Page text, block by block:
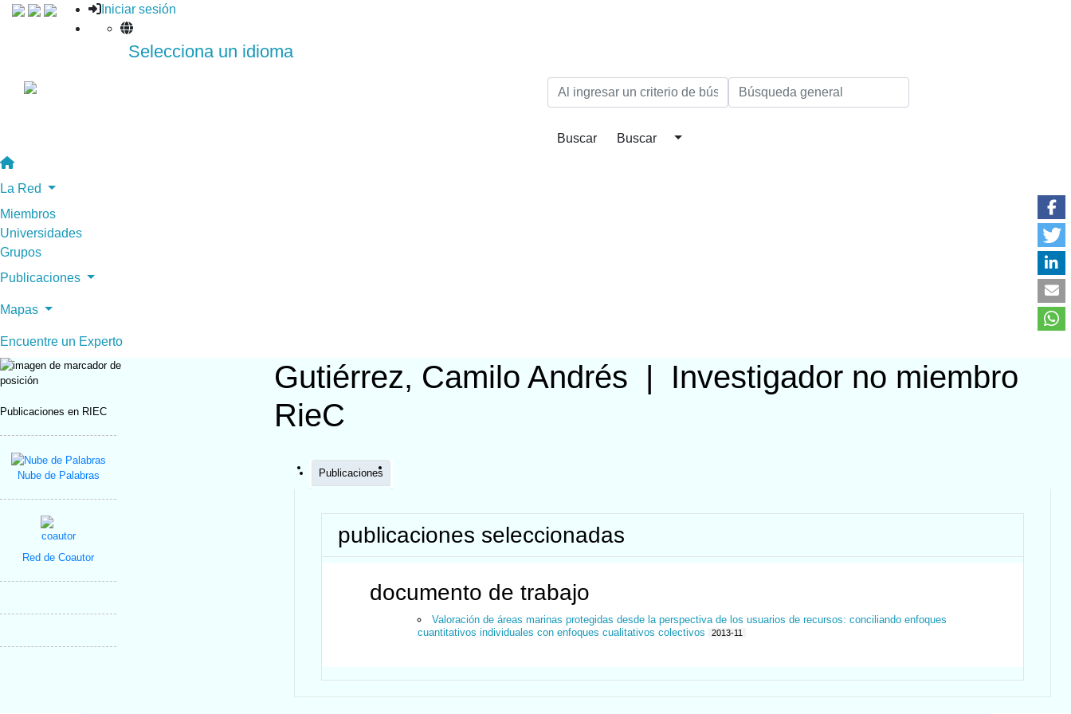
Iniciar sesión
Selecciona un idioma
La Red
Miembros
Universidades
Grupos
Publicaciones
Mapas
Encuentre un Experto
Publicaciones en RIEC
Nube de Palabras
Red de Coautor
Gutiérrez, Camilo Andrés | Investigador no miembro
RieC
Publicaciones
publicaciones seleccionadas
documento de trabajo
Valoración de áreas marinas protegidas desde la perspectiva de los usuarios de recursos: conciliando enfoques
cuantitativos individuales con enfoques cualitativos colectivos
2013-11